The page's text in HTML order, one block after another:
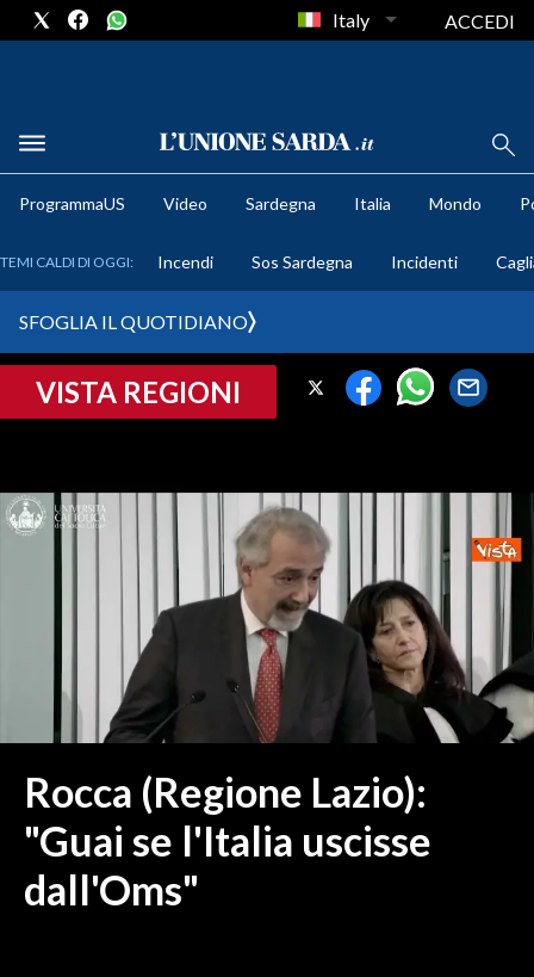
METEO
CRONACA SARDEGNA
SULCIS IGLESIENTE
SASSARI E PROVINCIA
NUORO E PROVINCIA
OGLIASTRA
ITALIA
MONDO
Italy ACCEDI
ProgrammaUS Video Sardegna Italia Mondo
TEMI CALDI DI OGGI: Incendi Sos Sardegna Incidenti
SFOGLIA IL QUOTIDIANO
VISTA REGIONI
Rocca (Regione Lazio):
"Guai se l'Italia uscisse
dall'Oms"